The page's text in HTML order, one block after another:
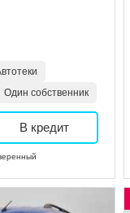
Один собственник
В кредит